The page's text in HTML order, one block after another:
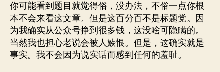
钱
（一）
内
容
为
王
你可能看到题目就觉得俗，没办法，不俗一点你根
本不会来看这文章。但是这百分百不是标题党。因
为我确实从公众号挣到很多钱，这没啥可隐瞒的。
当然我也担心老说会被人嫉恨。但是，这确实就是
事实。我不会因为说实话而感到任何的羞耻。